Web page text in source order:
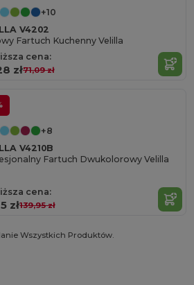
+10
V4202
Fartuch Kuchenny Velilla
cena:
zł71,09 zł
+8
V4210B
Fartuch Dwukolorowy Velilla
cena:
zł139,95 zł
Wszystkich Produktów.